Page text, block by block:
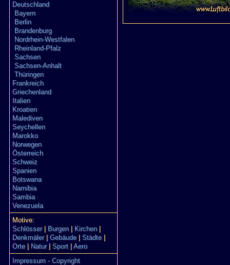
Deutschland
Bayern
Berlin
Brandenburg
Nordrhein-Westfalen
Rheinland-Pfalz
Sachsen
Sachsen-Anhalt
Thüringen
Frankreich
Griechenland
Italien
Kroatien
Malediven
Seychellen
Marokko
Norwegen
Österreich
Schweiz
Spanien
Botswana
Namibia
Sambia
Venezuela
Motive:
Schlösser| Burgen| Kirchen|
Denkmäler| Gebäude| Städte|
Orte| Natur| Sport
Aero
Impressum - Copyright